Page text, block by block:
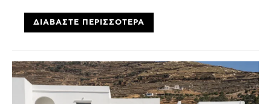
ΔΙΑΒΆΣΤΕ ΠΕΡΙΣΣΌΤΕΡΑ